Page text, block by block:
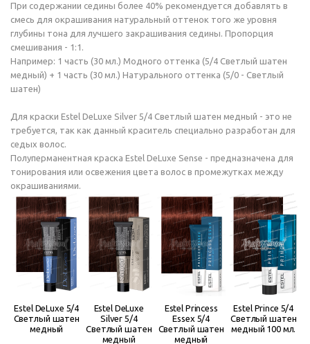
При содержании седины более 40% рекомендуется добавлять в
смесь для окрашивания натуральный оттенок того же уровня
глубины тона для лучшего закрашивания седины. Пропорция
смешивания - 1:1.
Например: 1 часть (30 мл.) Модного оттенка (5/4 Светлый шатен
медный) + 1 часть (30 мл.) Натурального оттенка (5/0 - Светлый
шатен)
Для краски Estel DeLuxe Silver 5/4 Светлый шатен медный - это не
требуется, так как данный краситель специально разработан для
седых волос.
Полуперманентная краска Estel DeLuxe Sense - предназначена для
тонирования или освежения цвета волос в промежутках между
окрашиваниями.
Estel DeLuxe 5/4
Светлый шатен
медный
Estel DeLuxe
Silver 5/4
Светлый шатен
медный
Estel Princess
Essex 5/4
Светлый шатен
медный
Estel Prince 5/4
Светлый шатен
медный 100 мл.